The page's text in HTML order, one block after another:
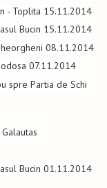
- Toplita 15.11.2014
Bucin 15.11.2014
08.11.2014
07.11.2014
spre Partia de Schi
Bucin 01.11.2014